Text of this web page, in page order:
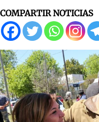
COMPARTIR NOTICIAS